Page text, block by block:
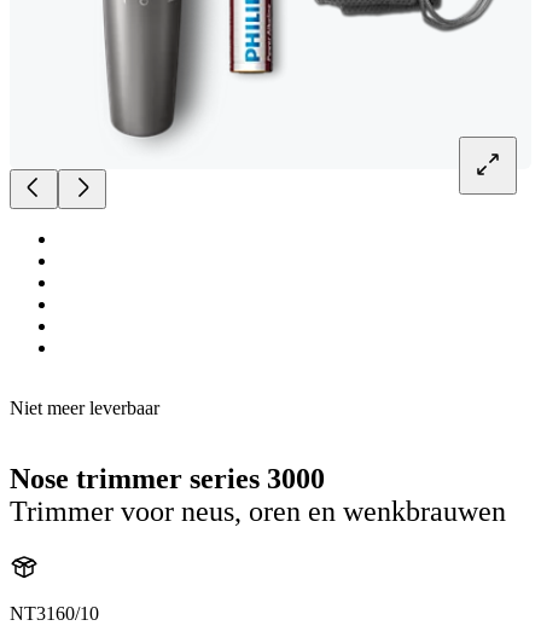
Niet meer leverbaar
Nose trimmer series 3000
Trimmer voor neus, oren en wenkbrauwen
NT3160/10